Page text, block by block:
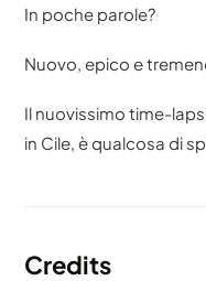
In poche parole?
Nuovo, epico e
Il nuovissimo time-
in Cile, è qualcosa di
Credits